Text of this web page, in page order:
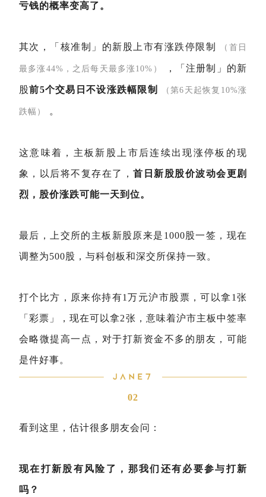
亏钱的概率变高了。
其次，「核准制」的新股上市有涨跌停限制 （首日
最多涨44%，之后每天最多涨10%） ，「注册制」的新
股前5个交易日不设涨跌幅限制 （第6天起恢复10%涨
跌幅） 。
这意味着，主板新股上市后连续出现涨停板的现
象，以后将不复存在了，首日新股股价波动会更剧
烈，股价涨跌可能一天到位。
最后，上交所的主板新股原来是1000股一签，现在
调整为500股，与科创板和深交所保持一致。
打个比方，原来你持有1万元沪市股票，可以拿1张
「彩票」，现在可以拿2张，意味着沪市主板中签率
会略微提高一点，对于打新资金不多的朋友，可能
是件好事。
02
看到这里，估计很多朋友会问：
现在打新股有风险了，那我们还有必要参与打新
吗？